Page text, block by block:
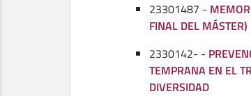
23301487 -
FINAL DEL MÁSTER)
2330142- -
TEMPRANA EN EL
DIVERSIDAD